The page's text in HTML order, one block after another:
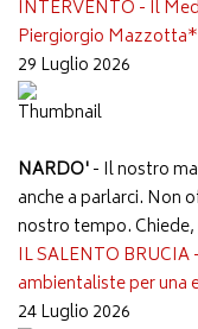
INTERVENTO - Il
Piergiorgio Mazzotta*
29 Luglio 2026
NARDO'- Il nostro
anche a parlarci. Non
nostro tempo.
IL SALENTO
ambientaliste per una
24 Luglio 2026